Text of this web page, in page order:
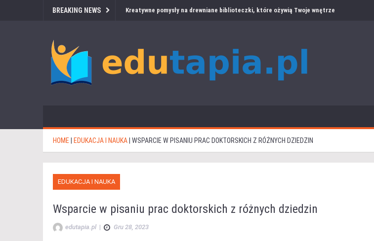
BREAKING NEWS Kreatywne pomysły na drewniane biblioteczki, które ożywią Twoje wnętrze
HOME EDUKACJA I NAUKA WSPARCIE W PISANIU PRAC DOKTORSKICH Z RÓŻNYCH DZIEDZIN
EDUKACJA I NAUKA
Wsparcie w pisaniu prac doktorskich z różnych dziedzin
edutapia.pl | Gru 28, 2023